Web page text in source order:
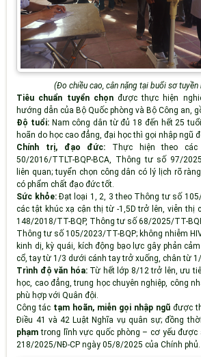
(Đo chiều cao, cân nặng tại buổi sơ tuyền
Tiêu chuẩn tuyển chọnđược thực hiện
hướng dẫn của Bộ Quốc phòng và Bộ Công an,
Độ tuổi:Nam công dân từ đủ 18 đến hết 25
hoãn do học cao đẳng, đại học thì gọi nhập ngũ
Chính trị, đạo đức: Thực hiện theo
50/2016/TTLT-BQP-BCA, Thông tư số 97/
liên quan; tuyển chọn công dân có lý lịch rõ
có phẩm chất đạo đức tốt.
Sức khỏe:Đạt loại 1, 2, 3 theo Thông tư số
các tật khúc xạ cận thị từ -1,5D trở lên, viễn thị
148/2018/TT-BQP, Thông tư số 68/2025/TT-
Thông tư số 105/2023/TT-BQP; không nhiễm
kinh dị, kỳ quái, kích động bạo lực gây phản
cổ, tay từ 1/3 dưới cánh tay trở xuống, chân từ
Trình độ văn hóa:Từ hết lớp 8/12 trở lên, ưu
học, cao đẳng, trung học chuyên nghiệp, công
phù hợp với Quân đội.
Công tác tạm hoãn, miễn gọi nhập ngũđược
Điều 41 và 42 Luật Nghĩa vụ quân sự; đồng
phạm trong lĩnh vực quốc phòng – cơ yếu được
218/2025/NĐ-CP ngày 05/8/2025 của Chính phủ.